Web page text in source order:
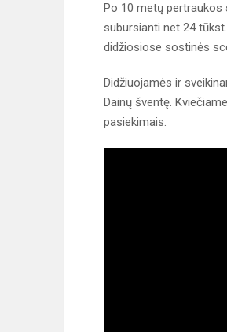
Po 10 metų pertraukos
subursianti net 24
didžiosiose sostinės
Didžiuojamės ir
Dainų šventę.
pasiekimais.